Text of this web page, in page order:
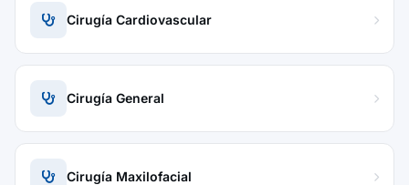
Cirugía Cardiovascular
Cirugía General
Cirugía Maxilofacial